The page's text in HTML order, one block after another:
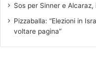
Sos per Sinner e
Pizzaballa: “Elezioni in
voltare pagina”